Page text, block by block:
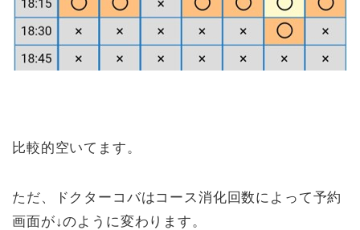
比較的空いてます。
ただ、ドクターコバはコース消化回数によって予約
画面が↓のように変わります。